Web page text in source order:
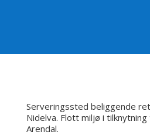
Serveringssted beliggende
Nidelva. Flott miljø i
Arendal.